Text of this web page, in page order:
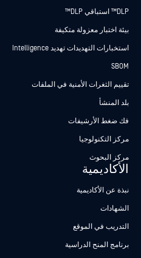
DLP™ استباقي DLP™
بيئة اختبار معزولة متكيفة
استخبارات التهديدات تهديد Intelligence
SBOM
تقييم الثغرات الأمنية في الملفات
بلد المنشأ
فك ضغط الأرشيفات
مركز التكنولوجيا
مركز البحوث
الأكاديمية
نبذة عن الأكاديمية
الشهادات
التدريب في الموقع
برنامج المنح الدراسية